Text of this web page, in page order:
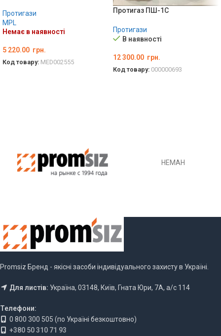
Протигази
MPL
Немає в наявності
5 220.00 грн.
Код товару: MED002555
Протигаз ПШ-1С
Протигази
В наявності
12 300.00 грн.
Код товару: 000000693
НЕМАН
Promsiz Бренд - якісні засоби індивідуального захисту в Україні.
Для листів: Україна, 03148, Київ, Гната Юри, 7А, а/с 114
Телефони:
0 800 300 505 (по Україні безкоштовно)
+380 50 310 71 93